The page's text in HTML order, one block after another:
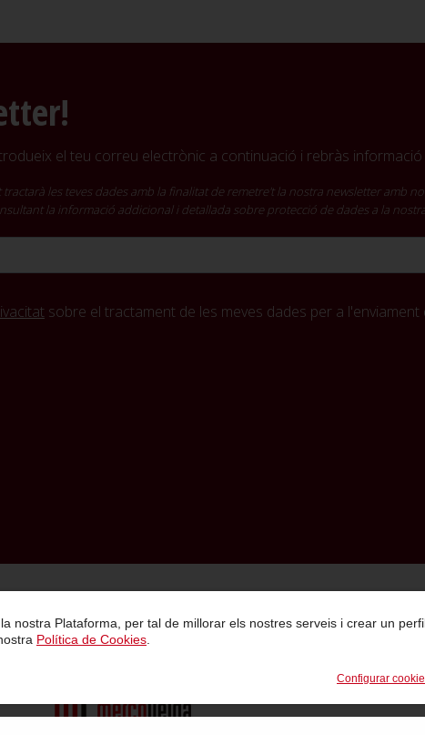
el teu correu electrònic a continuació i rebràs
tractarà les teves dades amb la finalitat de remetre't la nostra newsletter amb
la informació addicional i detallada sobre protecció de dades a la
sobre el tractament de les meves dades per a l'enviament
nostra Plataforma, per tal de millorar els nostres serveis i crear un
Política de Cookies
Configurar